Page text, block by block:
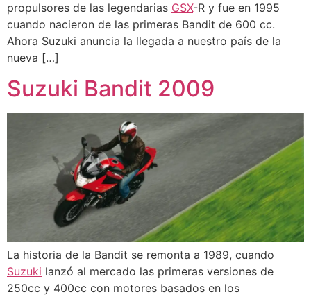
propulsores de las legendarias GSX-R y fue en 1995
cuando nacieron de las primeras Bandit de 600 cc.
Ahora Suzuki anuncia la llegada a nuestro país de la
nueva […]
Suzuki Bandit 2009
La historia de la Bandit se remonta a 1989, cuando
Suzuki lanzó al mercado las primeras versiones de
250cc y 400cc con motores basados en los